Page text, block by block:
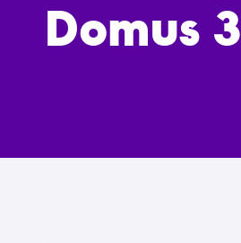
Domus 3